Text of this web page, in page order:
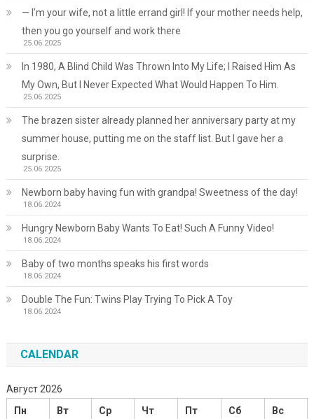
— I’m your wife, not a little errand girl! If your mother needs help,
then you go yourself and work there
25.06.2025
In 1980, A Blind Child Was Thrown Into My Life; I Raised Him As
My Own, But I Never Expected What Would Happen To Him.
25.06.2025
The brazen sister already planned her anniversary party at my
summer house, putting me on the staff list. But I gave her a
surprise.
25.06.2025
Newborn baby having fun with grandpa! Sweetness of the day!
18.06.2024
Hungry Newborn Baby Wants To Eat! Such A Funny Video!
18.06.2024
Baby of two months speaks his first words
18.06.2024
Double The Fun: Twins Play Trying To Pick A Toy
18.06.2024
CALENDAR
Август 2026
Пн
Вт Ср Чт Пт Сб Вс